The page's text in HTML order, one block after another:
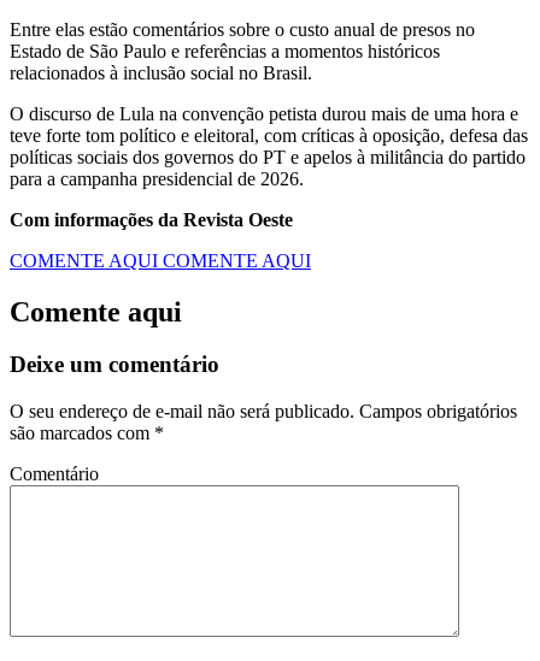
Entre elas estão comentários sobre o custo anual de presos no
Estado de São Paulo e referências a momentos históricos
relacionados à inclusão social no Brasil.
O discurso de Lula na convenção petista durou mais de uma hora e
teve forte tom político e eleitoral, com críticas à oposição, defesa das
políticas sociais dos governos do PT e apelos à militância do partido
para a campanha presidencial de 2026.
Com informações da Revista Oeste
COMENTE AQUI COMENTE AQUI
Comente aqui
Deixe um comentário
O seu endereço de e-mail não será publicado. Campos obrigatórios
são marcados com *
Comentário